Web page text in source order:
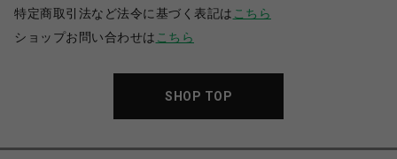
特定商取引法など法令に基づく表記は こちら
ショップお問い合わせは こちら
SHOP TOP